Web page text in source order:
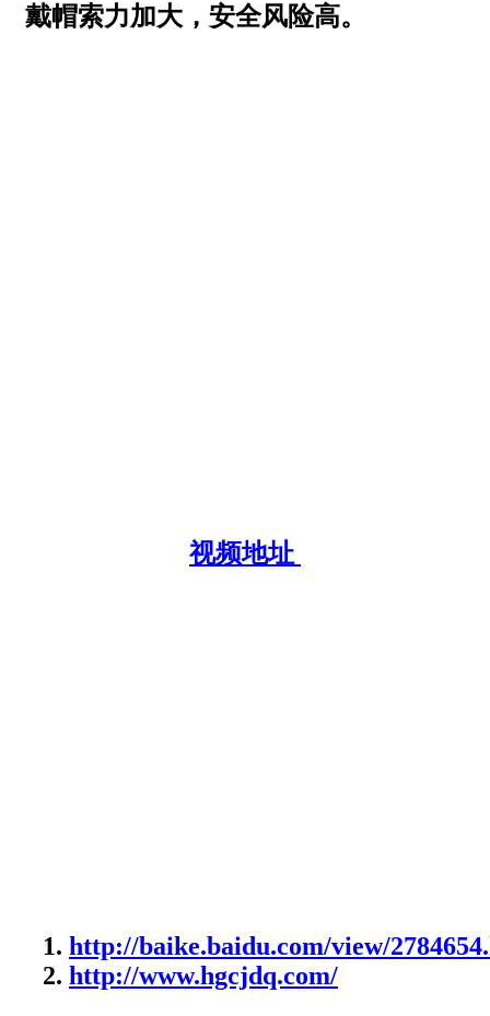
戴帽索力加大，安全风险高。
视频地址
http://baike.baidu.com/view/
http://www.hgcjdq.com/